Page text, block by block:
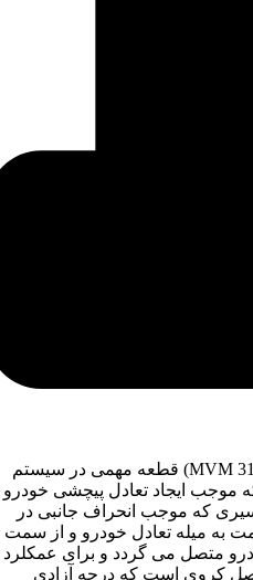
میله اتصال موجگیر (میل موج گیر MVM 315) قطعه مهمی در سیستم
ایجاد تعادل پیچشی خودرو
که موجب انحراف جانبی در
به میله تعادل خودرو و از سمت
متصل می گردد و برای عمکلرد
کروی است که درجه آزادی